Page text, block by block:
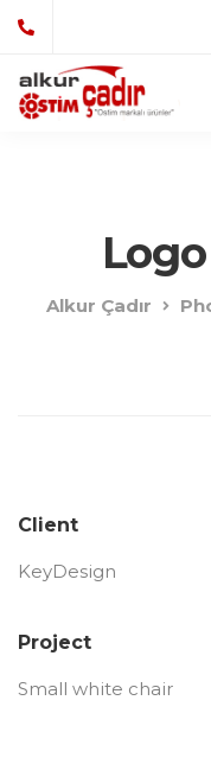
Alkur Çadır
Client
KeyDesign
Project
Small white chair